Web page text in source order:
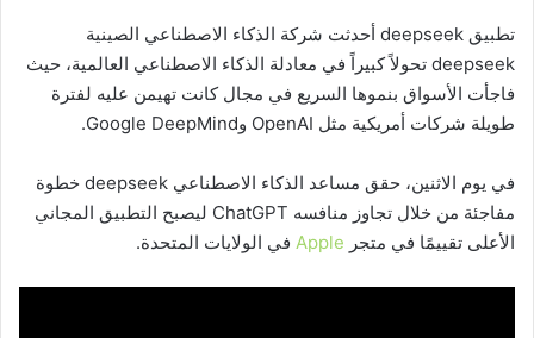
تطبيق deepseek أحدثت شركة الذكاء الاصطناعي الصينية
deepseek تحولاً كبيراً في معادلة الذكاء الاصطناعي العالمية، حيث
فاجأت الأسواق بنموها السريع في مجال كانت تهيمن عليه لفترة
طويلة شركات أمريكية مثل OpenAI وGoogle DeepMind.
في يوم الاثنين، حقق مساعد الذكاء الاصطناعي deepseek خطوة
مفاجئة من خلال تجاوز منافسه ChatGPT ليصبح التطبيق المجاني
الأعلى تقييمًا في متجر Apple في الولايات المتحدة.